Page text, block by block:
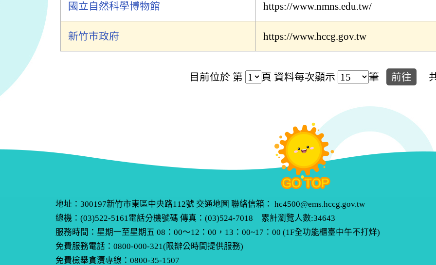
國立自然科學博物館 https://www.nmns.edu.tw/
新竹市政府 https://www.hccg.gov.tw
目前位於 第 頁 資料每次顯示 筆 前往
地址：300197新竹市東區中央路112號 交通地圖 聯絡信箱： hc4500@ems.hccg.gov.tw
總機：(03)522-5161電話分機號碼 傳真：(03)524-7018 累計瀏覽人數:34643
服務時間：星期一至星期五 08：00～12：00，13：00~17：00 (1F全功能櫃臺中午不打烊)
免費服務電話：0800-000-321(限辦公時間提供服務)
免費檢舉貪瀆專線：0800-35-1507